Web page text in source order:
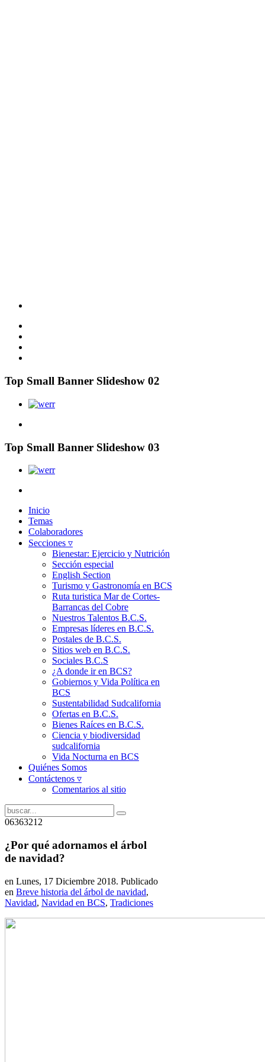
Top Small Banner Slideshow 02
Top Small Banner Slideshow 03
Inicio
Temas
Colaboradores
Secciones ▿
Bienestar: Ejercicio y Nutrición
Sección especial
English Section
Turismo y Gastronomía en BCS
Ruta turistica Mar de Cortes-
Barrancas del Cobre
Nuestros Talentos B.C.S.
Empresas líderes en B.C.S.
Postales de B.C.S.
Sitios web en B.C.S.
Sociales B.C.S
¿A donde ir en BCS?
Gobiernos y Vida Política en
BCS
Sustentabilidad Sudcalifornia
Ofertas en B.C.S.
Bienes Raíces en B.C.S.
Ciencia y biodiversidad
sudcalifornia
Vida Nocturna en BCS
Quiénes Somos
Contáctenos ▿
Comentarios al sitio
06363212
¿Por qué adornamos el árbol
de navidad?
en Lunes, 17 Diciembre 2018. Publicado
en Breve historia del árbol de navidad,
Navidad, Navidad en BCS, Tradiciones